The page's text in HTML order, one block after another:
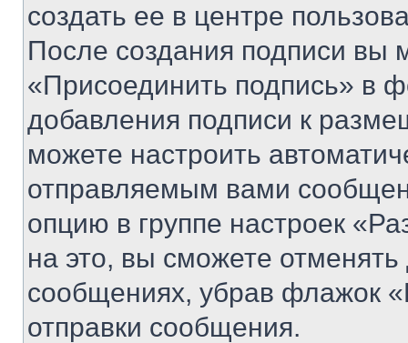
создать ее в центре
После создания подписи вы
«Присоединить подпись» в
добавления подписи к
можете настроить
отправляемым вами
опцию в группе настроек
на это, вы сможете
сообщениях, убрав флажок
отправки сообщения.